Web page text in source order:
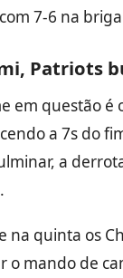
7-6 na
Patriots
em questão é
a 7s do
a
na quinta os
o mando de